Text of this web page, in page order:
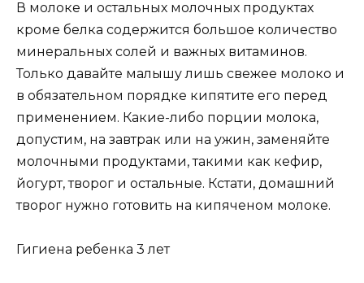
В молоке и остальных молочных продуктах
кроме белка содержится большое количество
минеральных солей и важных витаминов.
Только давайте малышу лишь свежее молоко и
в обязательном порядке кипятите его перед
применением. Какие-либо порции молока,
допустим, на завтрак или на ужин, заменяйте
молочными продуктами, такими как кефир,
йогурт, творог и остальные. Кстати, домашний
творог нужно готовить на кипяченом молоке.
Гигиена ребенка 3 лет